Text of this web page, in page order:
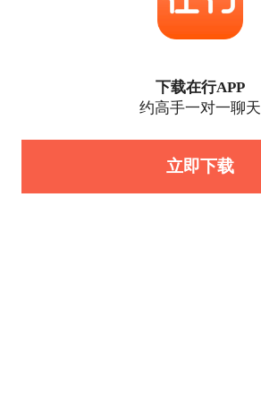
下载在行APP
约高手一对一聊天
立即下载